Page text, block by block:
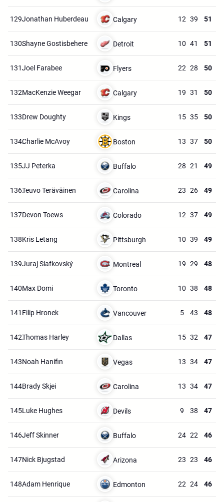
129.Jonathan Huberdeau Calgary 12 39 51
130.Shayne Gostisbehere Detroit 10 41 51
131.Joel Farabee Flyers 22 28 50
132.MacKenzie Weegar Calgary 19 31 50
133.Drew Doughty Kings 15 35 50
134.Charlie McAvoy Boston 13 37 50
135.JJ Peterka Buffalo 28 21 49
136.Teuvo Teräväinen Carolina 23 26 49
137.Devon Toews Colorado 12 37 49
138.Kris Letang Pittsburgh 10 39 49
139.Juraj Slafkovský Montreal 19 29 48
140.Max Domi Toronto 10 38 48
141.Filip Hronek Vancouver 5 43 48
142.Thomas Harley Dallas 15 32 47
143.Noah Hanifin Vegas 13 34 47
144.Brady Skjei Carolina 13 34 47
145.Luke Hughes Devils 9 38 47
146.Jeff Skinner Buffalo 24 22 46
147.Nick Bjugstad Arizona 23 23 46
148.Adam Henrique Edmonton 22 24 46